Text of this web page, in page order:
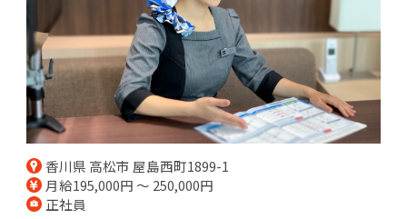
香川県 高松市 屋島西町1899-1
月給195,000円 ～ 250,000円
正社員